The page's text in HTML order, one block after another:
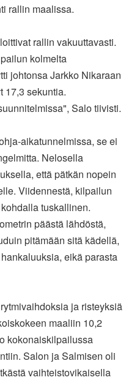
rallin maalissa.
rallin vakuuttavasti.
kolmelta
johtonsa Jarkko Nikaraan
17,3 sekuntia.
Salo tiivisti.
aikatunnelmissa, se ei
Nelosella
että pätkän nopein
Viidennestä, kilpailun
tuskallinen.
päästä lähdöstä,
pitämään sitä kädellä,
eikä parasta
ja risteyksiä
maaliin 10,2
kokonaiskilpailussa
Salon ja Salmisen oli
vaihteistovikaisella